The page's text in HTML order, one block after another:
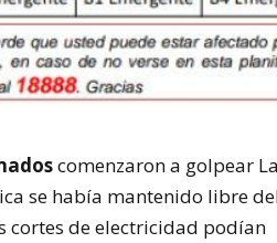
comenzaron a golpear
se había mantenido libre
cortes de electricidad podían